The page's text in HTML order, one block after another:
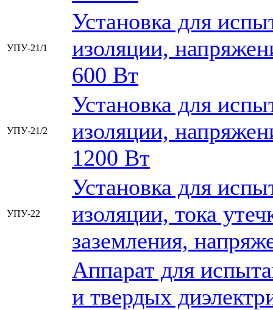
УПУ-21/1
Установка для
изоляции,
600 Вт
УПУ-21/2
Установка для
изоляции,
1200 Вт
УПУ-22
Установка для
изоляции, тока
заземления,
Аппарат для
и твердых